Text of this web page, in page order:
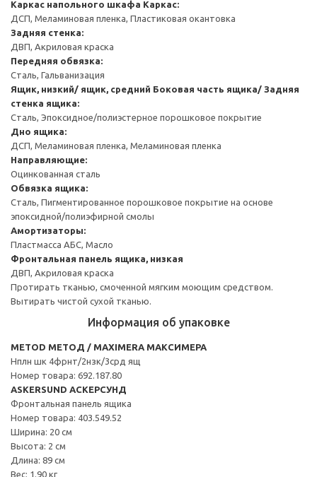
Каркас напольного шкафа Каркас:
ДСП, Меламиновая пленка, Пластиковая окантовка
Задняя стенка:
ДВП, Акриловая краска
Передняя обвязка:
Сталь, Гальванизация
Ящик, низкий/ ящик, средний Боковая часть ящика/ Задняя
стенка ящика:
Сталь, Эпоксидное/полиэстерное порошковое покрытие
Дно ящика:
ДСП, Меламиновая пленка, Меламиновая пленка
Направляющие:
Оцинкованная сталь
Обвязка ящика:
Сталь, Пигментированное порошковое покрытие на основе
эпоксидной/полиэфирной смолы
Амортизаторы:
Пластмасса АБС, Масло
Фронтальная панель ящика, низкая
ДВП, Акриловая краска
Протирать тканью, смоченной мягким моющим средством.
Вытирать чистой сухой тканью.
Информация об упаковке
METOD МЕТОД / MAXIMERA МАКСИМЕРА
Нплн шк 4фрнт/2нзк/3срд ящ
Номер товара: 692.187.80
ASKERSUND АСКЕРСУНД
Фронтальная панель ящика
Номер товара: 403.549.52
Ширина: 20 см
Высота: 2 см
Длина: 89 см
Вес: 1.90 кг